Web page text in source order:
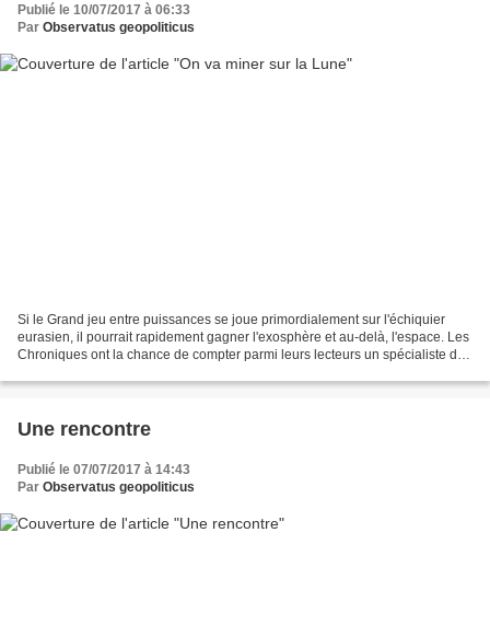
Publié le 10/07/2017 à 06:33
Par Observatus geopoliticus
Si le Grand jeu entre puissances se joue primordialement sur l'échiquier
eurasien, il pourrait rapidement gagner l'exosphère et au-delà, l'espace. Les
Chroniques ont la chance de compter parmi leurs lecteurs un spécialiste des
Une rencontre
Publié le 07/07/2017 à 14:43
Par Observatus geopoliticus